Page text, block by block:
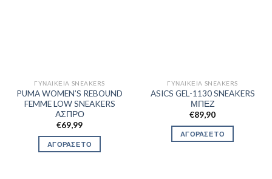
ΓΥΝΑΙΚΕΊΑ SNEAKERS
PUMA WOMEN’S REBOUND
FEMME LOW SNEAKERS
ΑΣΠΡΟ
€69,99
ΑΓΟΡΑΣΕ ΤΟ
ΓΥΝΑΙΚΕΊΑ SNEAKERS
ASICS GEL-1130 SNEAKERS
ΜΠΕΖ
€89,90
ΑΓΟΡΑΣΕ ΤΟ